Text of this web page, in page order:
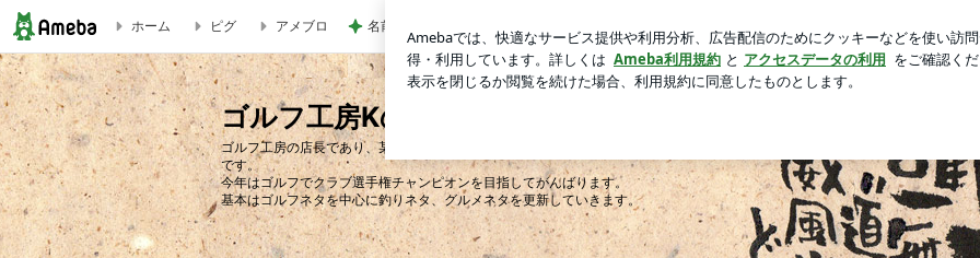
おもしろい。 | ゴルフ工房Kの店長ともやんブログ
ホーム ピグ アメブロ 名前に入っているから好きなお花 ロ
ゴルフ工房Kの店長ともやんブログ
ゴルフ工房の店長であり、某メーカーさんのテスターの経験があるバスフィッシャーマン
です。
今年はゴルフでクラブ選手権チャンピオンを目指してがんばります。
基本はゴルフネタを中心に釣りネタ、グルメネタを更新していきます。